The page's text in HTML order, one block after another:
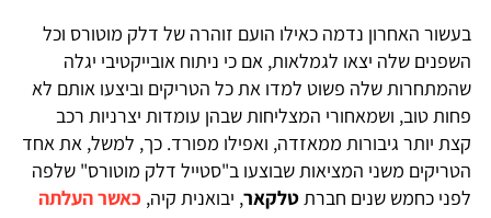
בעשור האחרון נדמה כאילו הועם זוהרה של דלק מוטורס וכל
השפנים שלה יצאו לגמלאות, אם כי ניתוח אובייקטיבי יגלה
שהמתחרות שלה פשוט למדו את כל הטריקים וביצעו אותם לא
פחות טוב, ושמאחורי המצליחות שבהן עומדות יצרניות רכב
קצת יותר גיבורות ממאזדה, ואפילו מפורד. כך, למשל, את אחד
הטריקים משני המציאות שבוצעו ב"סטייל דלק מוטורס" שלפה
לפני כחמש שנים חברת טלקאר, יבואנית קיה, כאשר העלתה